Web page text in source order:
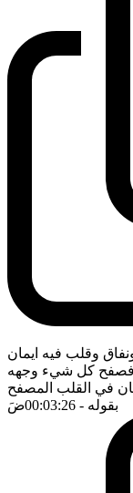
وقلب فيه ايمان
فصفح كل شيء وجهه
في القلب المصفح
بقوله - 00:03:26 ضَ